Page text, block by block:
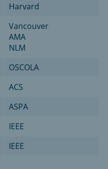
Harvard
Vancouver
AMA
NLM
OSCOLA
ACS
ASPA
IEEE
IEEE